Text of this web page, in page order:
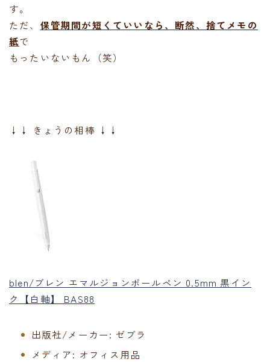
す。
ただ、 保管期間が短くていいなら、断然、捨てメモの
紙で
もったいないもん（笑）
↓↓ きょうの相棒 ↓↓
blen/ブレン エマルジョンボールペン 0.5mm 黒イン
ク【白軸】 BAS88
出版社/メーカー: ゼブラ
メディア: オフィス用品